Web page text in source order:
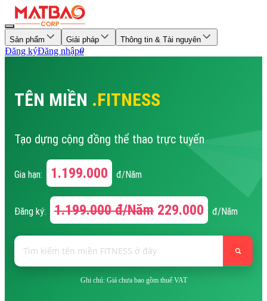
Sản phẩm Giải pháp Thông tin & Tài nguyên
Đăng kýĐăng nhập0
TÊN MIỀN .FITNESS
Tạo dựng cộng đồng thể thao trực tuyến
Gia hạn: 1.199.000 đ/Năm
Đăng ký: 1.199.000 đ/Năm 229.000 đ/Năm
Ghi chú: Giá chưa bao gồm thuế VAT